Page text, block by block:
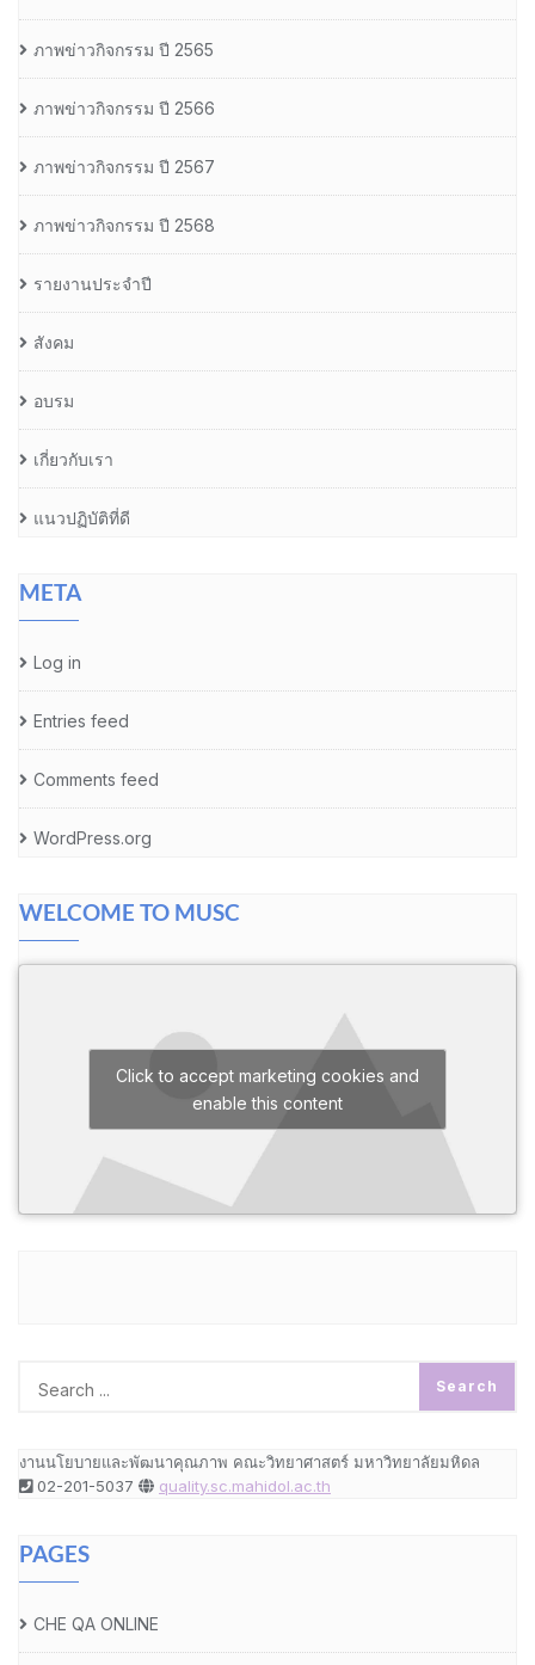
ภาพข่าวกิจกรรม ปี 2565
ภาพข่าวกิจกรรม ปี 2566
ภาพข่าวกิจกรรม ปี 2567
ภาพข่าวกิจกรรม ปี 2568
รายงานประจำปี
สังคม
อบรม
เกี่ยวกับเรา
แนวปฏิบัติที่ดี
META
Log in
Entries feed
Comments feed
WordPress.org
WELCOME TO MUSC
Click to accept marketing cookies and
enable this content
งานนโยบายและพัฒนาคุณภาพ คณะวิทยาศาสตร์ มหาวิทยาลัยมหิดล
02-201-5037
quality.sc.mahidol.ac.th
PAGES
CHE QA ONLINE